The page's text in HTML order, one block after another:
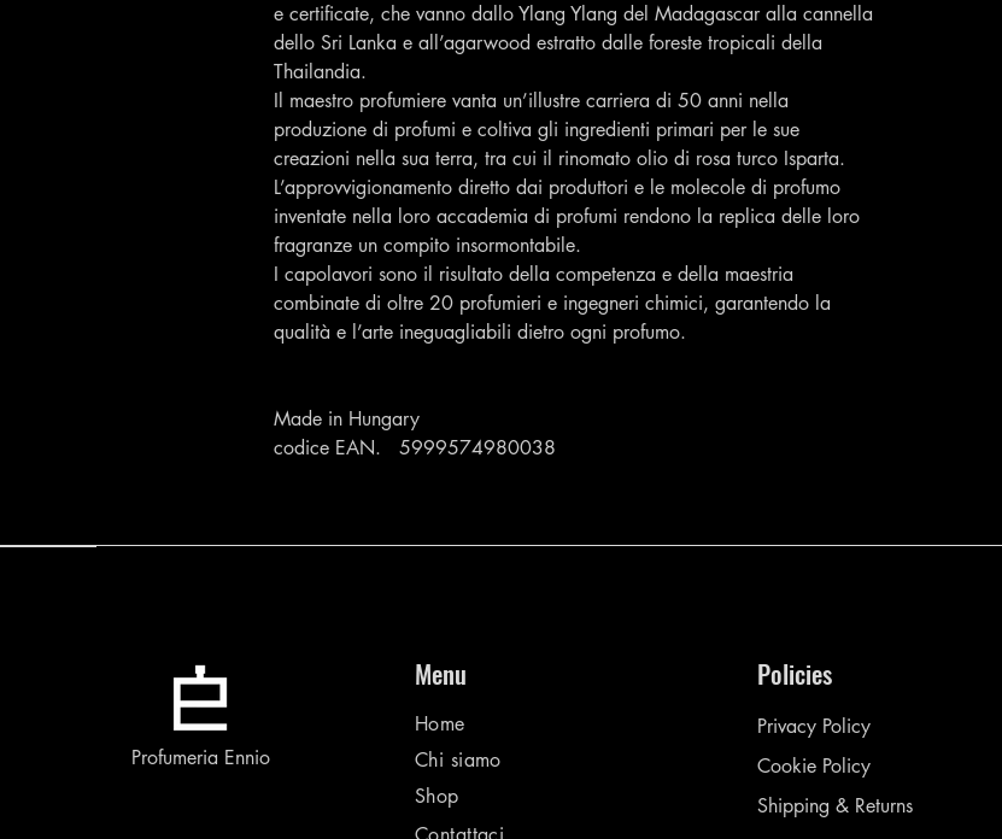
e certificate, che vanno dallo Ylang Ylang del Madagascar alla cannella
dello Sri Lanka e all’agarwood estratto dalle foreste tropicali della
Thailandia.
Il maestro profumiere vanta un’illustre carriera di 50 anni nella
produzione di profumi e coltiva gli ingredienti primari per le sue
creazioni nella sua terra, tra cui il rinomato olio di rosa turco Isparta.
L’approvvigionamento diretto dai produttori e le molecole di profumo
inventate nella loro accademia di profumi rendono la replica delle loro
fragranze un compito insormontabile.
I capolavori sono il risultato della competenza e della maestria
combinate di oltre 20 profumieri e ingegneri chimici, garantendo la
qualità e l’arte ineguagliabili dietro ogni profumo.
Made in Hungary
codice EAN. 5999574980038
Profumeria Ennio
Menu
Home
Chi siamo
Shop
Policies
Privacy Policy
Cookie Policy
Shipping & Returns